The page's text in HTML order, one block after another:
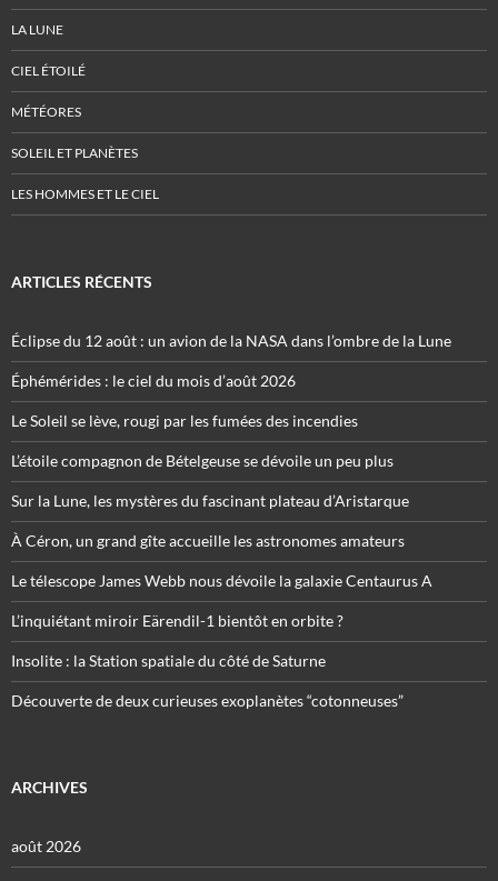
LA LUNE
CIEL ÉTOILÉ
MÉTÉORES
SOLEIL ET PLANÈTES
LES HOMMES ET LE CIEL
ARTICLES RÉCENTS
Éclipse du 12 août : un avion de la NASA dans l’ombre de la Lune
Éphémérides : le ciel du mois d’août 2026
Le Soleil se lève, rougi par les fumées des incendies
L’étoile compagnon de Bételgeuse se dévoile un peu plus
Sur la Lune, les mystères du fascinant plateau d’Aristarque
À Céron, un grand gîte accueille les astronomes amateurs
Le télescope James Webb nous dévoile la galaxie Centaurus A
L’inquiétant miroir Eärendil-1 bientôt en orbite ?
Insolite : la Station spatiale du côté de Saturne
Découverte de deux curieuses exoplanètes “cotonneuses”
ARCHIVES
août 2026